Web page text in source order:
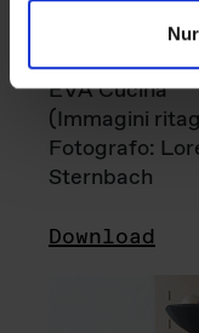
EVA Cucina
(Immagini
Fotografo:
Sternbach
Download